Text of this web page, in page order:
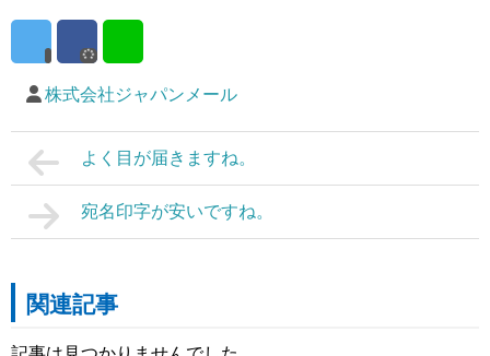
株式会社ジャパンメール
よく目が届きますね。
宛名印字が安いですね。
関連記事